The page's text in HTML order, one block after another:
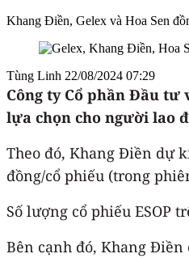
Khang Điền, Gelex và Hoa Sen
Tùng Linh 22/08/2024 07:29
Công ty Cổ phần Đầu
lựa chọn cho người lao
Theo đó, Khang Điền dự
đồng/cổ phiếu (trong
Số lượng cổ phiếu ESOP
Bên cạnh đó, Khang